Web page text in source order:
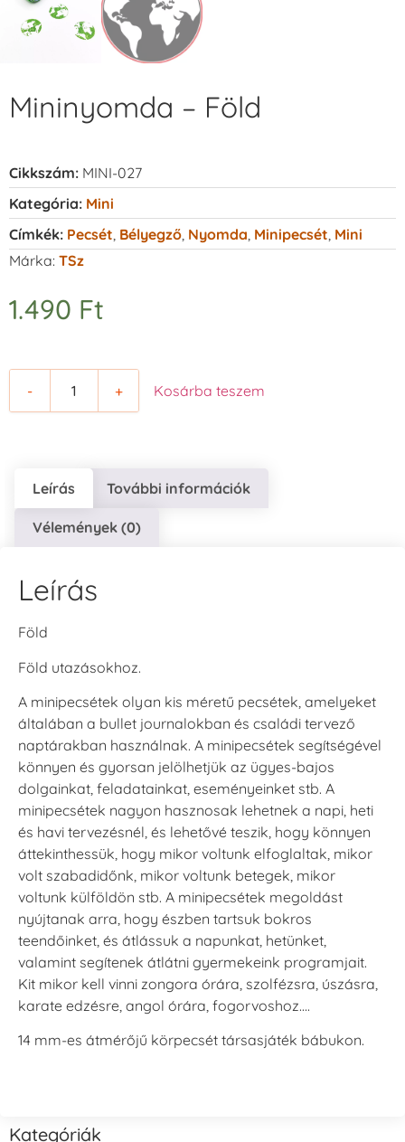
Mininyomda – Föld
Cikkszám: MINI-027
Kategória: Mini
Címkék: Pecsét Bélyegző Nyomda Minipecsét Mini
Márka: TSz
1.490 Ft
- + Kosárba teszem
Leírás További információk
Vélemények (0)
Leírás
Föld
Föld utazásokhoz.
A minipecsétek olyan kis méretű pecsétek, amelyeket
általában a bullet journalokban és családi tervező
naptárakban használnak. A minipecsétek segítségével
könnyen és gyorsan jelölhetjük az ügyes-bajos
dolgainkat, feladatainkat, eseményeinket stb. A
minipecsétek nagyon hasznosak lehetnek a napi, heti
és havi tervezésnél, és lehetővé teszik, hogy könnyen
áttekinthessük, hogy mikor voltunk elfoglaltak, mikor
volt szabadidőnk, mikor voltunk betegek, mikor
voltunk külföldön stb. A minipecsétek megoldást
nyújtanak arra, hogy észben tartsuk bokros
teendőinket, és átlássuk a napunkat, hetünket,
valamint segítenek átlátni gyermekeink programjait.
Kit mikor kell vinni zongora órára, szolfézsra, úszásra,
karate edzésre, angol órára, fogorvoshoz….
14 mm-es átmérőjű körpecsét társasjáték bábukon.
Kategóriák